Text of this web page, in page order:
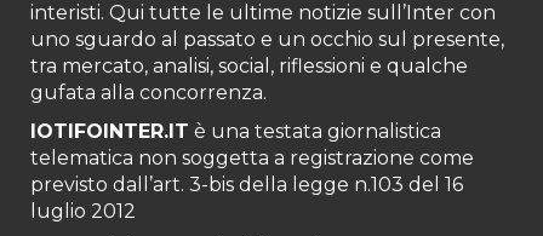
interisti. Qui tutte le ultime notizie sull’Inter con
uno sguardo al passato e un occhio sul presente,
tra mercato, analisi, social, riflessioni e qualche
gufata alla concorrenza.
IOTIFOINTER.IT è una testata giornalistica
telematica non soggetta a registrazione come
previsto dall’art. 3-bis della legge n.103 del 16
luglio 2012